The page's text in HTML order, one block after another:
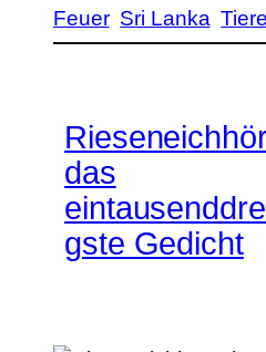
Feuer Sri Lanka Tiere
das
gste Gedicht